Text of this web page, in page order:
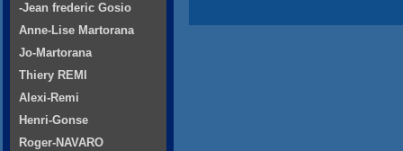
-Jean frederic Gosio
Anne-Lise Martorana
Jo-Martorana
Thiery REMI
Alexi-Remi
Henri-Gonse
Roger-NAVARO